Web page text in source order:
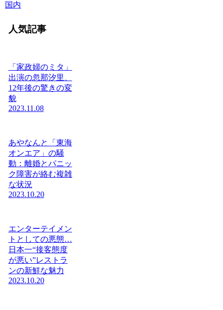
国内
人気記事
「家政婦のミタ」
出演の忽那汐里、
12年後の驚きの変
貌
2023.11.08
あやなんと「東海
オンエア」の騒
動：離婚とパニッ
ク障害が絡む複雑
な状況
2023.10.20
エンターテイメン
トとしての悪態…
日本一“接客態度
が悪い”レストラ
ンの新鮮な魅力
2023.10.20